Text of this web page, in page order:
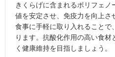
きくらげに含まれるポリフェ
値を安定させ、免疫力を向上さ
食事に手軽に取り入れることで
ります。抗酸化作用の高い食
く健康維持を目指しましょう。